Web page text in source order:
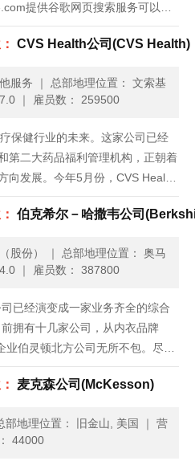
提供谷歌网页搜索服务可以访
Image Search），可以在网
引；谷歌网......
CVS Health公司(CVS Health)
服务 ｜ 总部地理位置： 文索基
｜ 雇员数： 259500
保健行业的未来。这家公司已经
第二大药品福利管理机构，正朝着
向发展。今年5月份，CVS Health
，发展路径愈加清晰。Omnicare
老院管......
伯克希尔－哈撒韦公司
股份） ｜ 总部地理位置： 奥马
｜ 雇员数： 387800
已经演变成一家业务齐全的综合
拥有十几家公司，从内衣品牌
伯灵顿北方公司无所不包。尽管
收入增速依旧超过了美国整体经
联手，它还持有了新组建......
麦克森公司(McKesson)
部地理位置： 旧金山, 美国 ｜ 营
44000